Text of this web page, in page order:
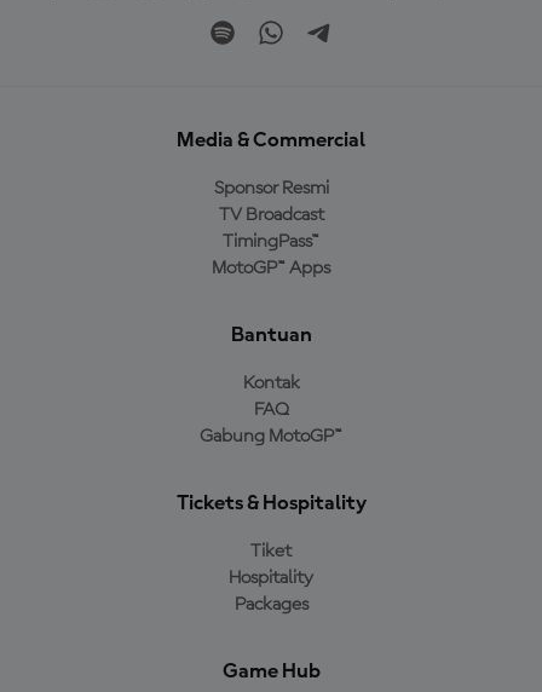
Media & Commercial
Sponsor Resmi
TV Broadcast
TimingPass™
MotoGP™ Apps
Bantuan
Kontak
FAQ
Gabung MotoGP™
Tickets & Hospitality
Tiket
Hospitality
Packages
Game Hub